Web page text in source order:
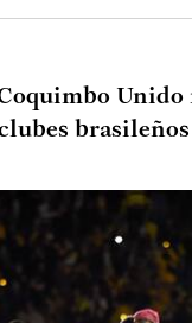
brasileños